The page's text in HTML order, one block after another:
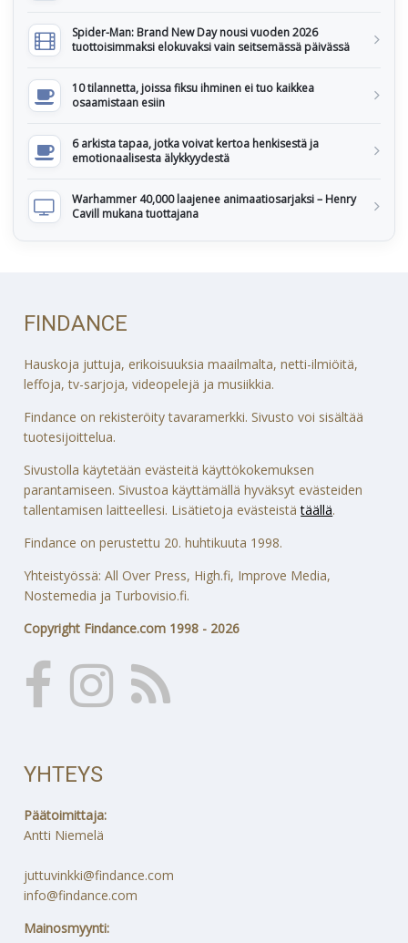
Spider-Man: Brand New Day nousi vuoden 2026
tuottoisimmaksi elokuvaksi vain seitsemässä päivässä
10 tilannetta, joissa fiksu ihminen ei tuo kaikkea
osaamistaan esiin
6 arkista tapaa, jotka voivat kertoa henkisestä ja
emotionaalisesta älykkyydestä
Warhammer 40,000 laajenee animaatiosarjaksi – Henry
Cavill mukana tuottajana
FINDANCE
Hauskoja juttuja, erikoisuuksia maailmalta, netti-ilmiöitä,
leffoja, tv-sarjoja, videopelejä ja musiikkia.
Findance on rekisteröity tavaramerkki. Sivusto voi sisältää
tuotesijoittelua.
Sivustolla käytetään evästeitä käyttökokemuksen
parantamiseen. Sivustoa käyttämällä hyväksyt evästeiden
tallentamisen laitteellesi. Lisätietoja evästeistätäällä.
Findance on perustettu 20. huhtikuuta 1998.
Yhteistyössä: All Over Press, High.fi, Improve Media,
Nostemedia ja Turbovisio.fi.
Copyright Findance.com 1998 - 2026
YHTEYS
Päätoimittaja:
Antti Niemelä
juttuvinkki@findance.com
info@findance.com
Mainosmyynti: